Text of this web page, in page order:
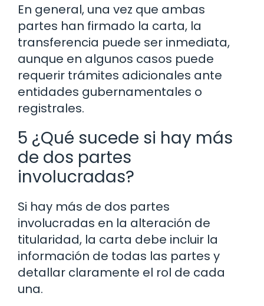
En general, una vez que ambas
partes han firmado la carta, la
transferencia puede ser inmediata,
aunque en algunos casos puede
requerir trámites adicionales ante
entidades gubernamentales o
registrales.
5 ¿Qué sucede si hay más
de dos partes
involucradas?
Si hay más de dos partes
involucradas en la alteración de
titularidad, la carta debe incluir la
información de todas las partes y
detallar claramente el rol de cada
una.